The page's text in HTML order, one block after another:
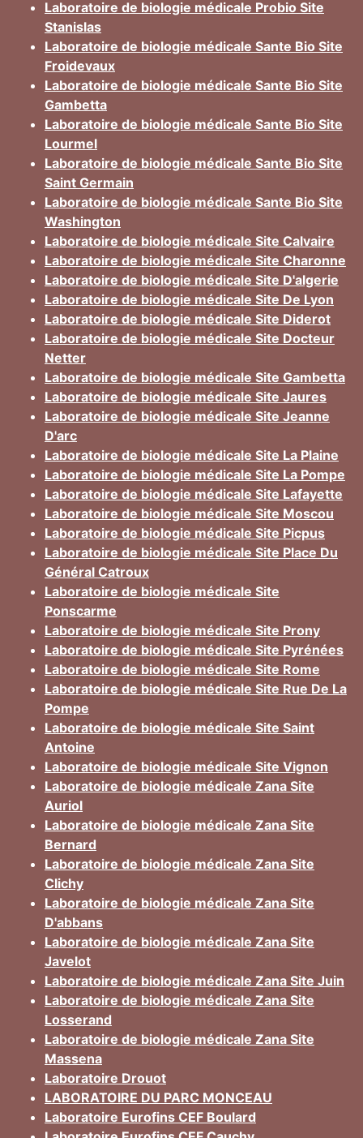
Laboratoire de biologie médicale Probio Site
Stanislas
Laboratoire de biologie médicale Sante Bio Site
Froidevaux
Laboratoire de biologie médicale Sante Bio Site
Gambetta
Laboratoire de biologie médicale Sante Bio Site
Lourmel
Laboratoire de biologie médicale Sante Bio Site
Saint Germain
Laboratoire de biologie médicale Sante Bio Site
Washington
Laboratoire de biologie médicale Site Calvaire
Laboratoire de biologie médicale Site Charonne
Laboratoire de biologie médicale Site D'algerie
Laboratoire de biologie médicale Site De Lyon
Laboratoire de biologie médicale Site Diderot
Laboratoire de biologie médicale Site Docteur
Netter
Laboratoire de biologie médicale Site Gambetta
Laboratoire de biologie médicale Site Jaures
Laboratoire de biologie médicale Site Jeanne
D'arc
Laboratoire de biologie médicale Site La Plaine
Laboratoire de biologie médicale Site La Pompe
Laboratoire de biologie médicale Site Lafayette
Laboratoire de biologie médicale Site Moscou
Laboratoire de biologie médicale Site Picpus
Laboratoire de biologie médicale Site Place Du
Général Catroux
Laboratoire de biologie médicale Site
Ponscarme
Laboratoire de biologie médicale Site Prony
Laboratoire de biologie médicale Site Pyrénées
Laboratoire de biologie médicale Site Rome
Laboratoire de biologie médicale Site Rue De La
Pompe
Laboratoire de biologie médicale Site Saint
Antoine
Laboratoire de biologie médicale Site Vignon
Laboratoire de biologie médicale Zana Site
Auriol
Laboratoire de biologie médicale Zana Site
Bernard
Laboratoire de biologie médicale Zana Site
Clichy
Laboratoire de biologie médicale Zana Site
D'abbans
Laboratoire de biologie médicale Zana Site
Javelot
Laboratoire de biologie médicale Zana Site Juin
Laboratoire de biologie médicale Zana Site
Losserand
Laboratoire de biologie médicale Zana Site
Massena
Laboratoire Drouot
LABORATOIRE DU PARC MONCEAU
Laboratoire Eurofins CEF Boulard